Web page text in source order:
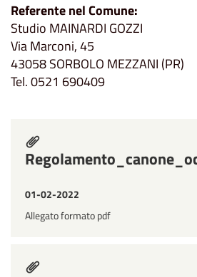
Referente nel Comune:
Studio MAINARDI GOZZI
Via Marconi, 45
43058 SORBOLO MEZZANI (PR)
Tel. 0521 690409
01-02-2022
Allegato formato pdf